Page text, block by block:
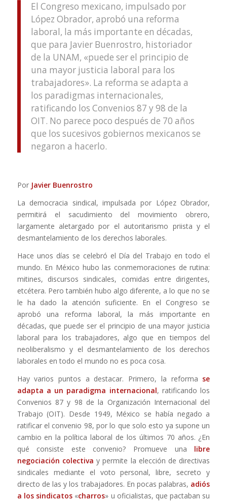
El Congreso mexicano, impulsado por
López Obrador, aprobó una reforma
laboral, la más importante en décadas,
que para Javier Buenrostro, historiador
de la UNAM, «puede ser el principio de
una mayor justicia laboral para los
trabajadores». La reforma se adapta a
los paradigmas internacionales,
ratificando los Convenios 87 y 98 de la
OIT. No parece poco después de 70 años
que los sucesivos gobiernos mexicanos se
negaron a hacerlo.
Por Javier Buenrostro
La democracia sindical, impulsada por López Obrador,
permitirá el sacudimiento del movimiento obrero,
largamente aletargado por el autoritarismo priista y el
desmantelamiento de los derechos laborales.
Hace unos días se celebró el Día del Trabajo en todo el
mundo. En México hubo las conmemoraciones de rutina:
mitines, discursos sindicales, comidas entre dirigentes,
etcétera. Pero también hubo algo diferente, a lo que no se
le ha dado la atención suficiente. En el Congreso se
aprobó una reforma laboral, la más importante en
décadas, que puede ser el principio de una mayor justicia
laboral para los trabajadores, algo que en tiempos del
neoliberalismo y el desmantelamiento de los derechos
laborales en todo el mundo no es poca cosa.
Hay varios puntos a destacar. Primero, la reforma se
adapta a un paradigma internacional, ratificando los
Convenios 87 y 98 de la Organización Internacional del
Trabajo (OIT). Desde 1949, México se había negado a
ratificar el convenio 98, por lo que solo esto ya supone un
cambio en la política laboral de los últimos 70 años. ¿En
qué consiste este convenio? Promueve una libre
negociación colectiva y permite la elección de directivas
sindicales mediante el voto personal, libre, secreto y
directo de las y los trabajadores. En pocas palabras, adiós
a los sindicatos «charros» u oficialistas, que pactaban su